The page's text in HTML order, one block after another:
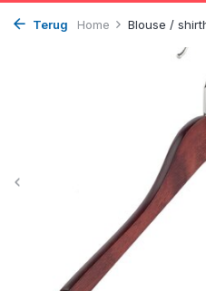
Terug Home Blouse /